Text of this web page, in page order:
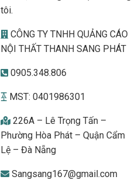
tôi.
CÔNG TY TNHH QUẢNG CÁO
NỘI THẤT THANH SANG PHÁT
0905.348.806
MST: 0401986301
226A – Lê Trọng Tấn –
Phường Hòa Phát – Quận Cẩm
Lệ – Đà Nẵng
Sangsang167@gmail.com